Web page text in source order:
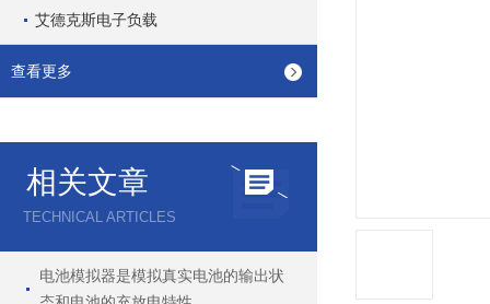
艾德克斯电子负载
查看更多
相关文章
TECHNICAL ARTICLES
电池模拟器是模拟真实电池的输出状